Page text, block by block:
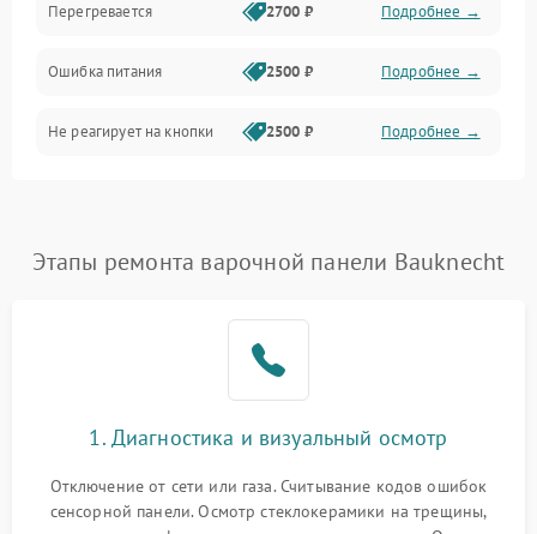
Перегревается 2700 ₽ Подробнее →
Ошибка питания 2500 ₽ Подробнее →
Не реагирует на кнопки 2500 ₽ Подробнее →
Этапы ремонта варочной панели Bauknecht
1. Диагностика и визуальный осмотр
Отключение от сети или газа. Считывание кодов ошибок
сенсорной панели. Осмотр стеклокерамики на трещины,